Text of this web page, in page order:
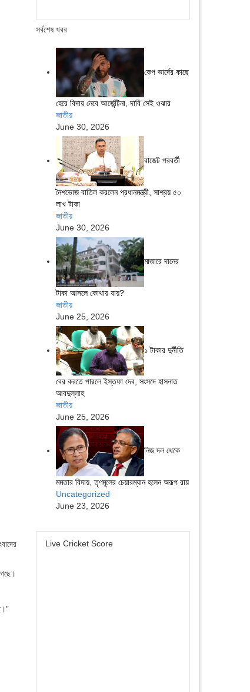
সর্বশেষ খবর
কেপ ভার্দের কাছে
হেরে বিদায় নেবে আর্জেন্টিনা, দাবি সেই ওঝার
জাতীয়
June 30, 2026
বাজেট পরবর্তী
নৈশভোজ বাতিল করলেন প্রধানমন্ত্রী, সাশ্রয় ৫০
লাখ টাকা
জাতীয়
June 30, 2026
মাজারে দানের
টাকা আসলে কোথায় যায়?
জাতীয়
June 25, 2026
১ টাকার দুর্নীতি
বের করতে পারলে ইস্তফা দেব, সংসদে হাসনাত
আবদুল্লাহ
জাতীয়
June 25, 2026
নিজ দল থেকে
মমতার বিদায়, তৃণমূলের চেয়ারম্যান হলেন অরূপ রায়
Uncategorized
June 23, 2026
Live Cricket Score